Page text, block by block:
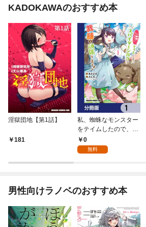
KADOKAWAのおすすめ本
淫獄団地【第1話】
181
私、蜘蛛なモンスター
をテイムしたので、ス
パイダーシルクで裁縫
を頑張ります！【分冊
0
無料
男性向けラノベのおすすめ本